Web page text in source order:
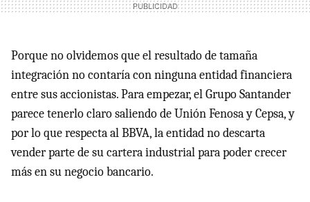
Porque no olvidemos que el resultado de tamaña
integración no contaría con ninguna entidad financiera
entre sus accionistas. Para empezar, el Grupo Santander
parece tenerlo claro saliendo de Unión Fenosa y Cepsa, y
por lo que respecta al BBVA, la entidad no descarta
vender parte de su cartera industrial para poder crecer
más en su negocio bancario.